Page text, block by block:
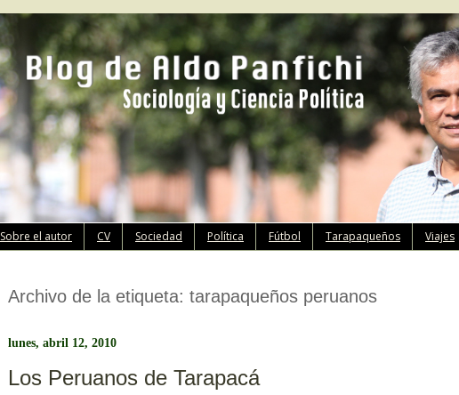
Ir
al
contenido
Sobre el autor CV Sociedad Política Fútbol Tarapaqueños Viajes
Archivo de la etiqueta: tarapaqueños peruanos
lunes, abril 12, 2010
Los Peruanos de Tarapacá